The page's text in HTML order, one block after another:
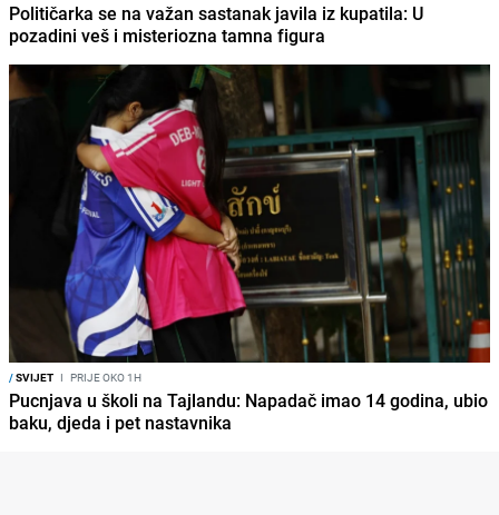
Političarka se na važan sastanak javila iz kupatila: U
pozadini veš i misteriozna tamna figura
/SVIJET I PRIJE OKO 1H
Pucnjava u školi na Tajlandu: Napadač imao 14 godina, ubio
baku, djeda i pet nastavnika